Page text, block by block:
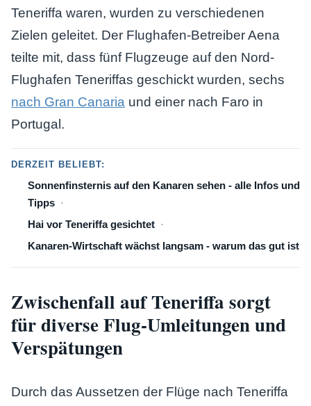
Teneriffa waren, wurden zu verschiedenen
Zielen geleitet. Der Flughafen-Betreiber Aena
teilte mit, dass fünf Flugzeuge auf den Nord-
Flughafen Teneriffas geschickt wurden, sechs
nach Gran Canaria und einer nach Faro in
Portugal.
DERZEIT BELIEBT:
Sonnenfinsternis auf den Kanaren sehen - alle Infos und
Tipps
Hai vor Teneriffa gesichtet
Kanaren-Wirtschaft wächst langsam - warum das gut ist
Zwischenfall auf Teneriffa sorgt
für diverse Flug-Umleitungen und
Verspätungen
Durch das Aussetzen der Flüge nach Teneriffa